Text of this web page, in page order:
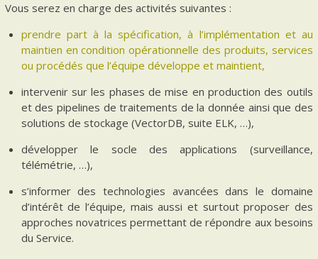
Vous serez en charge des activités suivantes :
prendre part à la spécification, à l’implémentation et au
maintien en condition opérationnelle des produits, services
ou procédés que l’équipe développe et maintient,
intervenir sur les phases de mise en production des outils
et des pipelines de traitements de la donnée ainsi que des
solutions de stockage (VectorDB, suite ELK, …),
développer le socle des applications (surveillance,
télémétrie, …),
s’informer des technologies avancées dans le domaine
d’intérêt de l’équipe, mais aussi et surtout proposer des
approches novatrices permettant de répondre aux besoins
du Service.